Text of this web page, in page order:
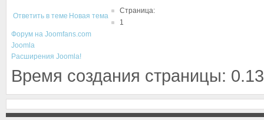
Ответить в теме Новая тема
Страница:
1
Форум на Joomfans.com
Joomla
Расширения Joomla!
Время создания страницы: